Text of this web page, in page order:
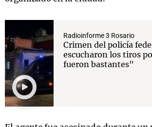
Radioinforme 3 Rosario
Crimen del policía
escucharon los tiros
fueron bastantes"